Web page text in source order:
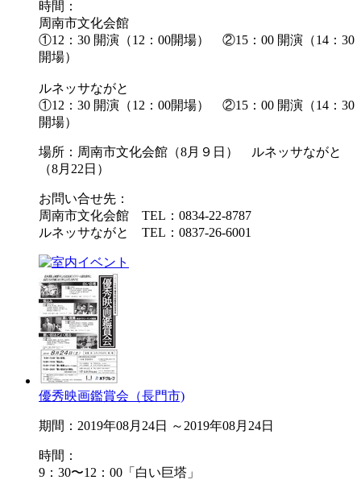
時間：
周南市文化会館
①12：30 開演（12：00開場） ②15：00 開演（14：30
開場）
ルネッサながと
①12：30 開演（12：00開場） ②15：00 開演（14：30
開場）
場所：周南市文化会館（8月９日） ルネッサながと
（8月22日）
お問い合せ先：
周南市文化会館 TEL：0834-22-8787
ルネッサながと TEL：0837-26-6001
優秀映画鑑賞会（長門市)
期間：2019年08月24日 ～2019年08月24日
時間：
9：30〜12：00「白い巨塔」